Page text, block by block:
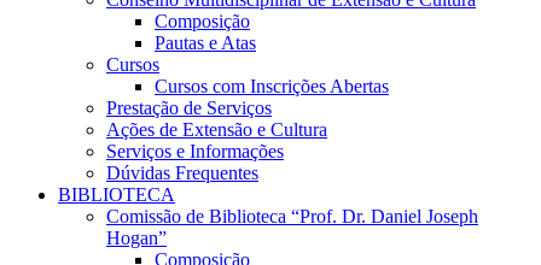
Composição
Pautas e Atas
Cursos
Cursos com Inscrições Abertas
Prestação de Serviços
Ações de Extensão e Cultura
Serviços e Informações
Dúvidas Frequentes
BIBLIOTECA
Comissão de Biblioteca “Prof. Dr. Daniel Joseph
Hogan”
Composição